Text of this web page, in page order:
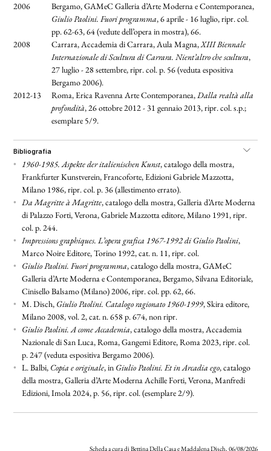
2006
Bergamo, GAMeC Galleria d’Arte Moderna e Contemporanea,
Giulio Paolini. Fuori programma, 6 aprile - 16 luglio, ripr. col.
pp. 62-63, 64 (vedute dell’opera in mostra), 66.
2008
Carrara, Accademia di Carrara, Aula Magna,XIII Biennale
Internazionale di Scultura di Carrara. Nient’altro che scultura,
27 luglio - 28 settembre, ripr. col. p. 56 (veduta espositiva
Bergamo 2006).
2012-13
Roma, Erica Ravenna Arte Contemporanea,Dalla realtà alla
profondità, 26 ottobre 2012 - 31 gennaio 2013, ripr. col. s.p.;
esemplare 5/9.
bibliografia
• 1960-1985. Aspekte der italienischen Kunst, catalogo della mostra,
Frankfurter Kunstverein, Francoforte, Edizioni Gabriele Mazzotta,
Milano 1986, ripr. col. p. 36 (allestimento errato).
•
Da Magritte à Magritte, catalogo della mostra, Galleria d’Arte Moderna
di Palazzo Forti, Verona, Gabriele Mazzotta editore, Milano 1991, ripr.
col. p. 244.
•
Impressions graphiques. L’opera grafica 1967-1992 di Giulio Paolini,
Marco Noire Editore, Torino 1992, cat. n. 11, ripr. col.
•
Giulio Paolini. Fuori programma, catalogo della mostra, GAMeC
Galleria d’Arte Moderna e Contemporanea, Bergamo, Silvana Editoriale,
Cinisello Balsamo (Milano) 2006, ripr. col. pp. 62, 66.
•
M. Disch, Giulio Paolini. Catalogo ragionato 1960-1999, Skira editore,
Milano 2008, vol. 2, cat. n. 658 p. 674, non ripr.
•
Giulio Paolini. A come Accademia, catalogo della mostra, Accademia
Nazionale di San Luca, Roma, Gangemi Editore, Roma 2023, ripr. col.
p. 247 (veduta espositiva Bergamo 2006).
• L. Balbi, Copia e originale, in Giulio Paolini. Et in Arcadia ego, catalogo
della mostra, Galleria d’Arte Moderna Achille Forti, Verona, Manfredi
Edizioni, Imola 2024, p. 56, ripr. col. (esemplare 2/9).
Scheda a cura di Bettina Della Casa e Maddalena Disch, 06/08/2026